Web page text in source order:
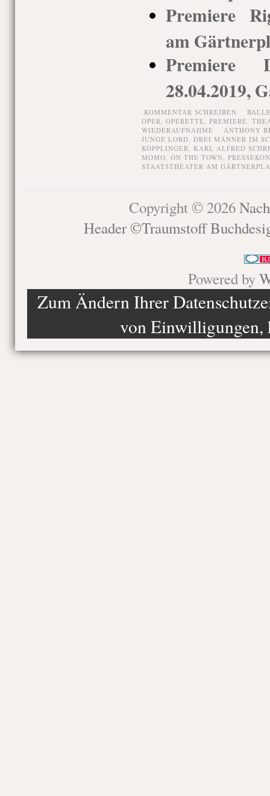
Premiere
am
Premiere
28.04.2019,
KOMMENTAR SCHREIBEN
OPER, OPERETTE, PREMIERE,
WIEDERAUFNAHME
ANTHONY
JUNGE LORD, DREI MÄNNER IM
KÖPPLINGER, KARL ALFRED
MOMO, ON THE TOWN,
STAATSTHEATER AM
Copyright © 2026
Header ©Traumstoff
Powered by
Zum Ändern Ihrer
von